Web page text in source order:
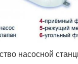
насосной